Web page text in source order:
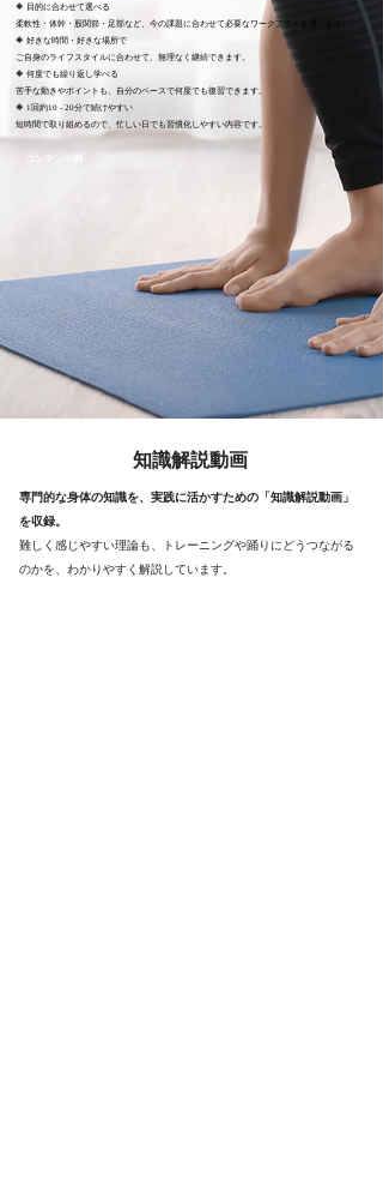
🔶 目的に合わせて選べる
柔軟性・体幹・股関節・足部など、今の課題に合わせて必要なワークアウトを選べます。
🔶 好きな時間・好きな場所で
ご自身のライフスタイルに合わせて、無理なく継続できます。
🔶 何度でも繰り返し学べる
苦手な動きやポイントも、自分のペースで何度でも復習できます。
🔶 1回約10 - 20分で続けやすい
短時間で取り組めるので、忙しい日でも習慣化しやすい内容です。
​コンテンツ例
知識解説動画
専門的な身体の知識を、実践に活かすための「知識解説動画」
を収録。
難しく感じやすい理論も、トレーニングや踊りにどうつながる
のかを、わかりやすく解説しています。